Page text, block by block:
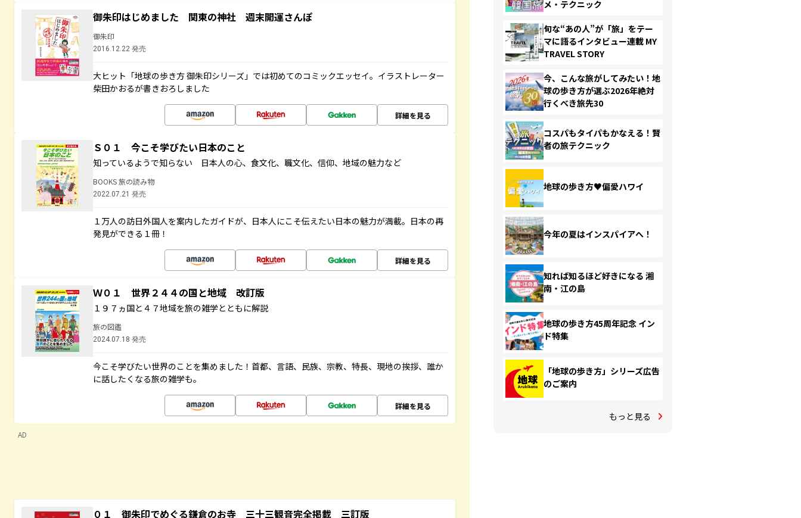
御朱印はじめました 関東の神社 週末開運さんぽ
御朱印
2016.12.22 発売
大ヒット「地球の歩き方 御朱印シリーズ」では初めてのコミックエッセイ。イラストレーター
柴田かおるが書きおろしました
詳細を見る
Ｓ０１ 今こそ学びたい日本のこと
知っているようで知らない 日本人の心、食文化、職文化、信仰、地域の魅力など
BOOKS 旅の読み物
2022.07.21 発売
１万人の訪日外国人を案内したガイドが、日本人にこそ伝えたい日本の魅力が満載。日本の再
発見ができる１冊！
詳細を見る
Ｗ０１ 世界２４４の国と地域 改訂版
１９７ヵ国と４７地域を旅の雑学とともに解説
旅の図鑑
2024.07.18 発売
今こそ学びたい世界のことを集めました！首都、言語、民族、宗教、特長、現地の挨拶、誰か
に話したくなる旅の雑学も。
詳細を見る
AD
０１ 御朱印でめぐる鎌倉のお寺 三十三観音完全掲載 三訂版
メ・テクニック
旬な“あの人”が「旅」をテー
マに語るインタビュー連載 MY
TRAVEL STORY
今、こんな旅がしてみたい！地
球の歩き方が選ぶ2026年絶対
行くべき旅先30
コスパもタイパもかなえる！賢
者の旅テクニック
地球の歩き方♥偏愛ハワイ
今年の夏はインスパイアへ！
知れば知るほど好きになる 湘
南・江の島
地球の歩き方45周年記念 イン
ド特集
「地球の歩き方」シリーズ広告
のご案内
もっと見る